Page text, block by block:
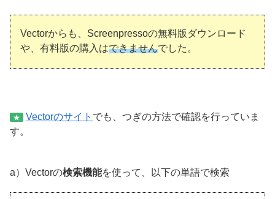
Vectorからも、Screenpressoの無料版ダウンロード
や、有料版の購入はできませんでした。
★ Vectorのサイト でも、つぎの方法で確認を行っていま
す。
a）Vectorの検索機能を使って、以下の単語で検索